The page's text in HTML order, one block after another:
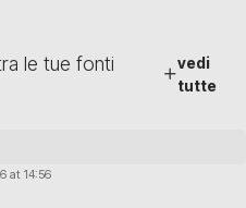
le tue fonti
vedi
tutte
at 14:56